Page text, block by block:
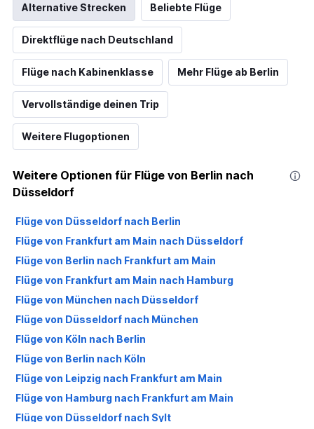
Alternative Strecken Beliebte Flüge
Direktflüge nach Deutschland
Flüge nach Kabinenklasse Mehr Flüge ab Berlin
Vervollständige deinen Trip
Weitere Flugoptionen
Weitere Optionen für Flüge von Berlin nach
Düsseldorf
Flüge von Düsseldorf nach Berlin
Flüge von Frankfurt am Main nach Düsseldorf
Flüge von Berlin nach Frankfurt am Main
Flüge von Frankfurt am Main nach Hamburg
Flüge von München nach Düsseldorf
Flüge von Düsseldorf nach München
Flüge von Köln nach Berlin
Flüge von Berlin nach Köln
Flüge von Leipzig nach Frankfurt am Main
Flüge von Hamburg nach Frankfurt am Main
Flüge von Düsseldorf nach Sylt